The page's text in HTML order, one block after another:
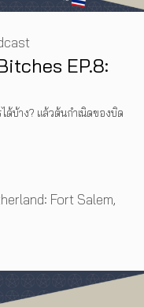
EP.8:
ด้บ้าง? แล้วต้นกำเนิดของบิด
Fort Salem,